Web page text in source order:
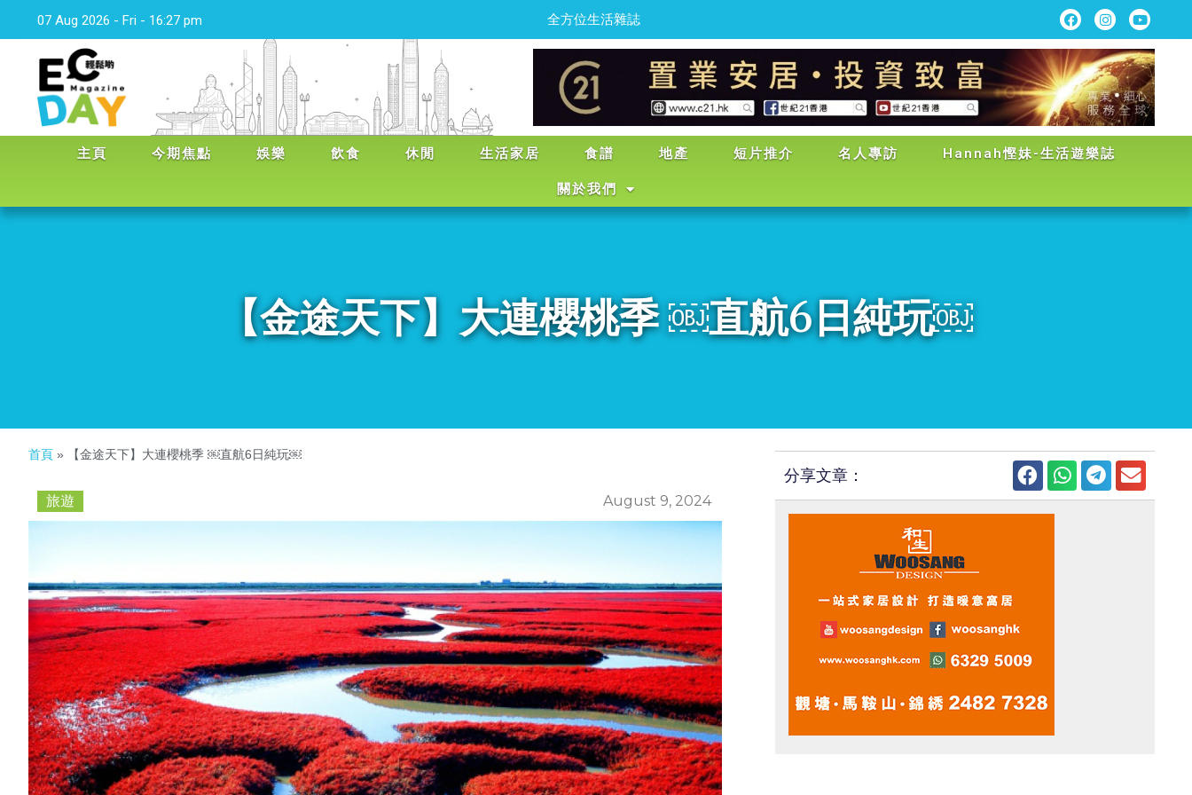
07 Aug 2026 - Fri - 16:27 pm 全方位生活雜誌
主頁 今期焦點 娛樂 飲食 休閒 生活家居 食譜 地產 短片推介 名人專訪 Hannah慳妹-生活遊樂誌
關於我們
【金途天下】大連櫻桃季 ￼直航6日純玩￼
首頁 » 【金途天下】大連櫻桃季 ￼直航6日純玩￼
旅遊 August 9, 2024
分享文章：